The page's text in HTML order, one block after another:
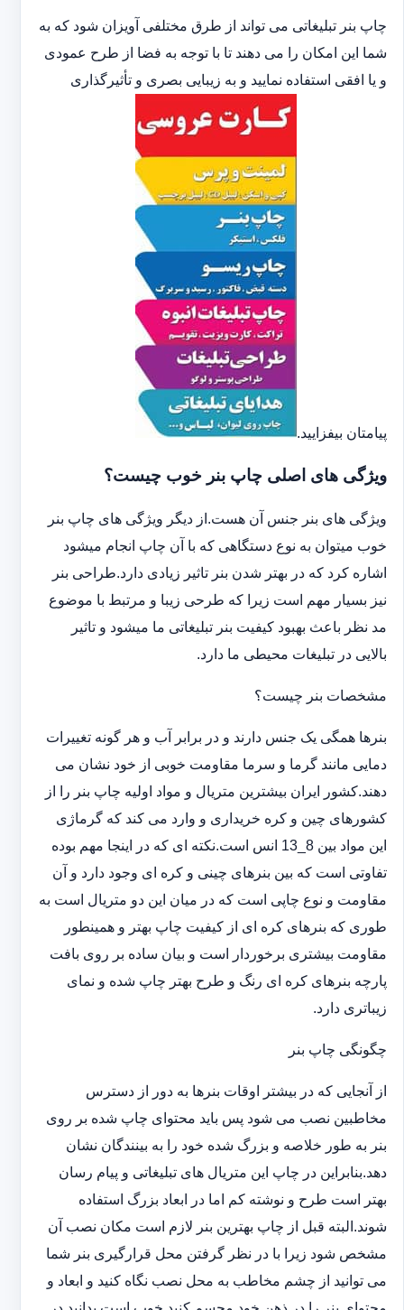
چاپ بنر تبلیغاتی می تواند از طرق مختلفی آویزان شود که به
شما این امکان را می دهند تا با توجه به فضا از طرح عمودی
و یا افقی استفاده نمایید و به زیبایی بصری و تأثیرگذاری
پیامتان بیفزایید.
ویژگی های اصلی چاپ بنر خوب چیست؟
ویژگی های بنر جنس آن هست.از دیگر ویژگی های چاپ بنر
خوب میتوان به نوع دستگاهی که با آن چاپ انجام میشود
اشاره کرد که در بهتر شدن بنر تاثیر زیادی دارد.طراحی بنر
نیز بسیار مهم است زیرا که طرحی زیبا و مرتبط با موضوع
مد نظر باعث بهبود کیفیت بنر تبلیغاتی ما میشود و تاثیر
بالایی در تبلیغات محیطی ما دارد.
مشخصات بنر چیست؟
بنرها همگی یک جنس دارند و در برابر آب و هر گونه تغییرات
دمایی مانند گرما و سرما مقاومت خوبی از خود نشان می
دهند.کشور ایران بیشترین متریال و مواد اولیه چاپ بنر را از
کشورهای چین و کره خریداری و وارد می کند که گرماژی
این مواد بین 8_13 انس است.نکته ای که در اینجا مهم بوده
تفاوتی است که بین بنرهای چینی و کره ای وجود دارد و آن
مقاومت و نوع چاپی است که در میان این دو متریال است به
طوری که بنرهای کره ای از کیفیت چاپ بهتر و همینطور
مقاومت بیشتری برخوردار است و بیان ساده بر روی بافت
پارچه بنرهای کره ای رنگ و طرح بهتر چاپ شده و نمای
زیباتری دارد.
چگونگی چاپ بنر
از آنجایی که در بیشتر اوقات بنرها به دور از دسترس
مخاطبین نصب می شود پس باید محتوای چاپ شده بر روی
بنر به طور خلاصه و بزرگ شده خود را به بینندگان نشان
دهد.بنابراین در چاپ این متریال های تبلیغاتی و پیام رسان
بهتر است طرح و نوشته کم اما در ابعاد بزرگ استفاده
شوند.البته قبل از چاپ بهترین بنر لازم است مکان نصب آن
مشخص شود زیرا با در نظر گرفتن محل قرارگیری بنر شما
می توانید از چشم مخاطب به محل نصب نگاه کنید و ابعاد و